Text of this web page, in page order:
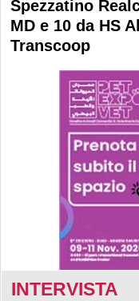
Spezzatino
MD e 10 da HS
Transcoop
INTERVISTA